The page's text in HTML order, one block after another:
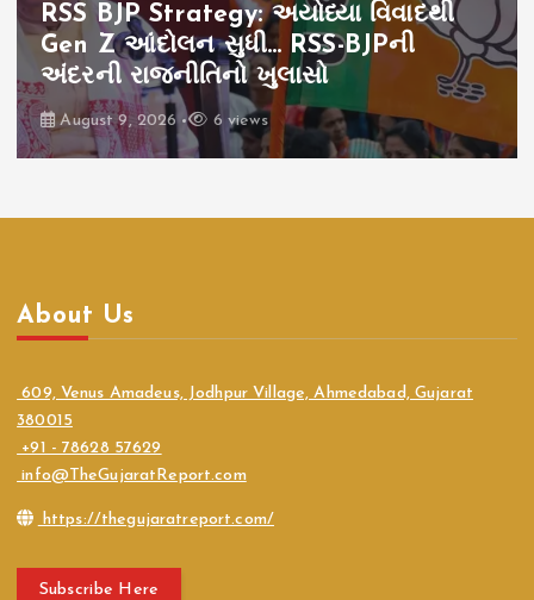
RSS BJP Strategy: અયોધ્યા વિવાદથી
Gen Z આંદોલન સુધી… RSS-BJPની
અંદરની રાજનીતિનો ખુલાસો
August 9, 2026 6 views
About Us
609, Venus Amadeus, Jodhpur Village, Ahmedabad, Gujarat
380015
+91 - 78628 57629
info@TheGujaratReport.com
https://thegujaratreport.com/
Subscribe Here